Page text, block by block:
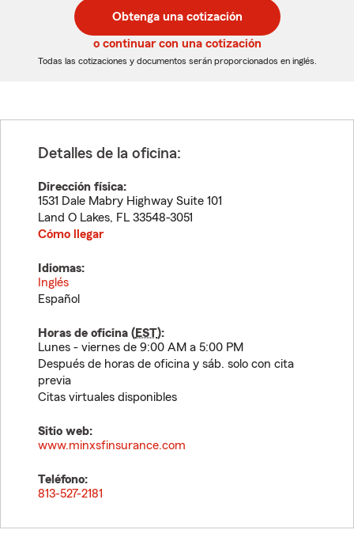
de
5
dígitos
de
5
dígitos
Obtenga una cotización
o continuar con una cotización
Todas las cotizaciones y documentos serán proporcionados en inglés.
Detalles de la oficina:
Dirección física:
1531 Dale Mabry Highway Suite 101
Land O Lakes, FL 33548-3051
Cómo llegar
Idiomas:
Inglés
Español
Horas de oficina (EST):
Lunes - viernes de 9:00 AM a 5:00 PM
Después de horas de oficina y sáb. solo con cita
previa
Citas virtuales disponibles
Sitio web:
www.minxsfinsurance.com
Teléfono:
813-527-2181